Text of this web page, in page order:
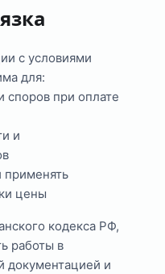
с условиями
для:
споров при оплате
и
цены
кодекса РФ,
работы в
документацией и